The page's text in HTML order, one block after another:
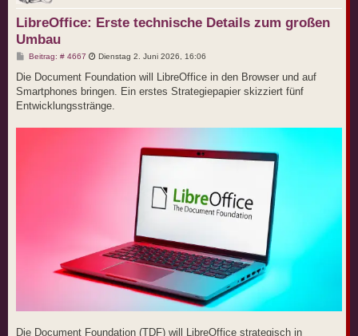
LibreOffice: Erste technische Details zum großen
Umbau
Beitrag: # 4667B
i
r
a
Dienstag 2. Juni 2026, 16:06
Die Document Foundation will LibreOffice in den Browser und auf
Smartphones bringen. Ein erstes Strategiepapier skizziert fünf
Entwicklungsstränge.
Die Document Foundation (TDF) will LibreOffice strategisch in